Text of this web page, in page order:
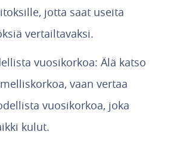
jotta saat useita
vertailtavaksi.
vuosikorkoa: Älä katso
vaan vertaa
vuosikorkoa, joka
kulut.